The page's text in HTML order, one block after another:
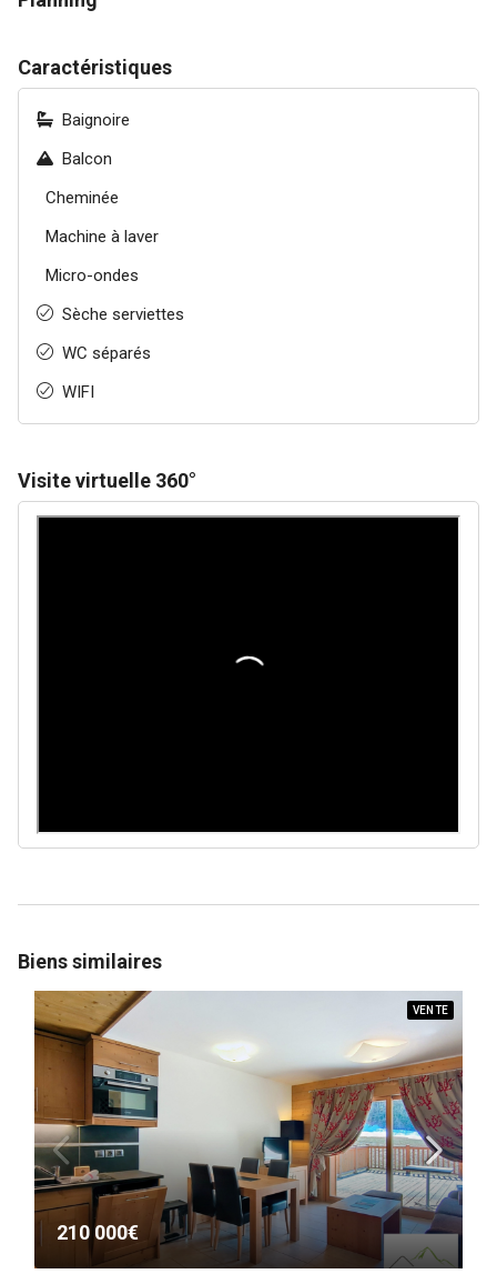
Caractéristiques
Baignoire
Balcon
Cheminée
Machine à laver
Micro-ondes
Sèche serviettes
WC séparés
WIFI
Visite virtuelle 360°
Biens similaires
VENTE
210 000€